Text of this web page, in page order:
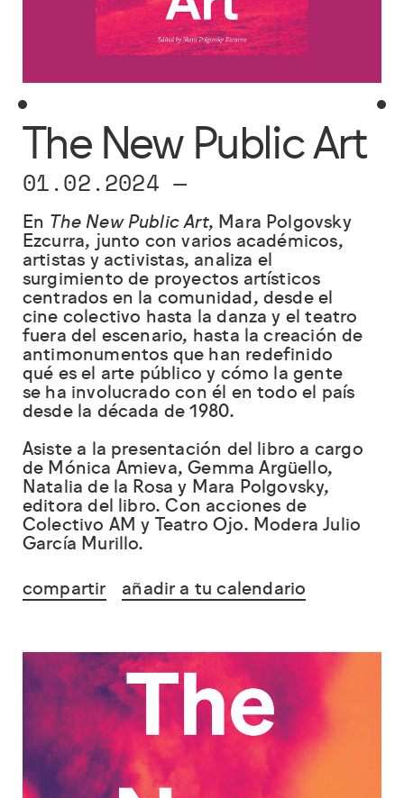
The New Public Art
01.02.2024 —
En The New Public Art, Mara Polgovsky
Ezcurra, junto con varios académicos,
artistas y activistas, analiza el
surgimiento de proyectos artísticos
centrados en la comunidad, desde el
cine colectivo hasta la danza y el teatro
fuera del escenario, hasta la creación de
antimonumentos que han redefinido
qué es el arte público y cómo la gente
se ha involucrado con él en todo el país
desde la década de 1980.
Asiste a la presentación del libro a cargo
de Mónica Amieva, Gemma Argüello,
Natalia de la Rosa y Mara Polgovsky,
editora del libro. Con acciones de
Colectivo AM y Teatro Ojo. Modera Julio
García Murillo.
compartir
añadir a tu calendario